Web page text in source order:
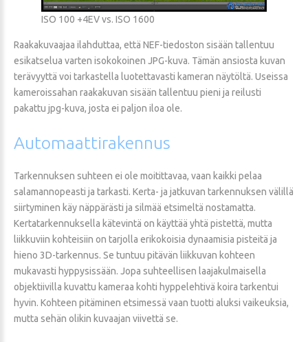
ISO 100 +4EV vs. ISO 1600
Raakakuvaajaa ilahduttaa, että NEF-tiedoston sisään tallentuu
esikatselua varten isokokoinen JPG-kuva. Tämän ansiosta kuvan
terävyyttä voi tarkastella luotettavasti kameran näytöltä. Useissa
kameroissahan raakakuvan sisään tallentuu pieni ja reilusti
pakattu jpg-kuva, josta ei paljon iloa ole.
Automaattirakennus
Tarkennuksen suhteen ei ole moitittavaa, vaan kaikki pelaa
salamannopeasti ja tarkasti. Kerta- ja jatkuvan tarkennuksen välillä
siirtyminen käy näppärästi ja silmää etsimeltä nostamatta.
Kertatarkennuksella kätevintä on käyttää yhtä pistettä, mutta
liikkuviin kohteisiin on tarjolla erikokoisia dynaamisia pisteitä ja
hieno 3D-tarkennus. Se tuntuu pitävän liikkuvan kohteen
mukavasti hyppysissään. Jopa suhteellisen laajakulmaisella
objektiivilla kuvattu kameraa kohti hyppelehtivä koira tarkentui
hyvin. Kohteen pitäminen etsimessä vaan tuotti aluksi vaikeuksia,
mutta sehän olikin kuvaajan viivettä se.